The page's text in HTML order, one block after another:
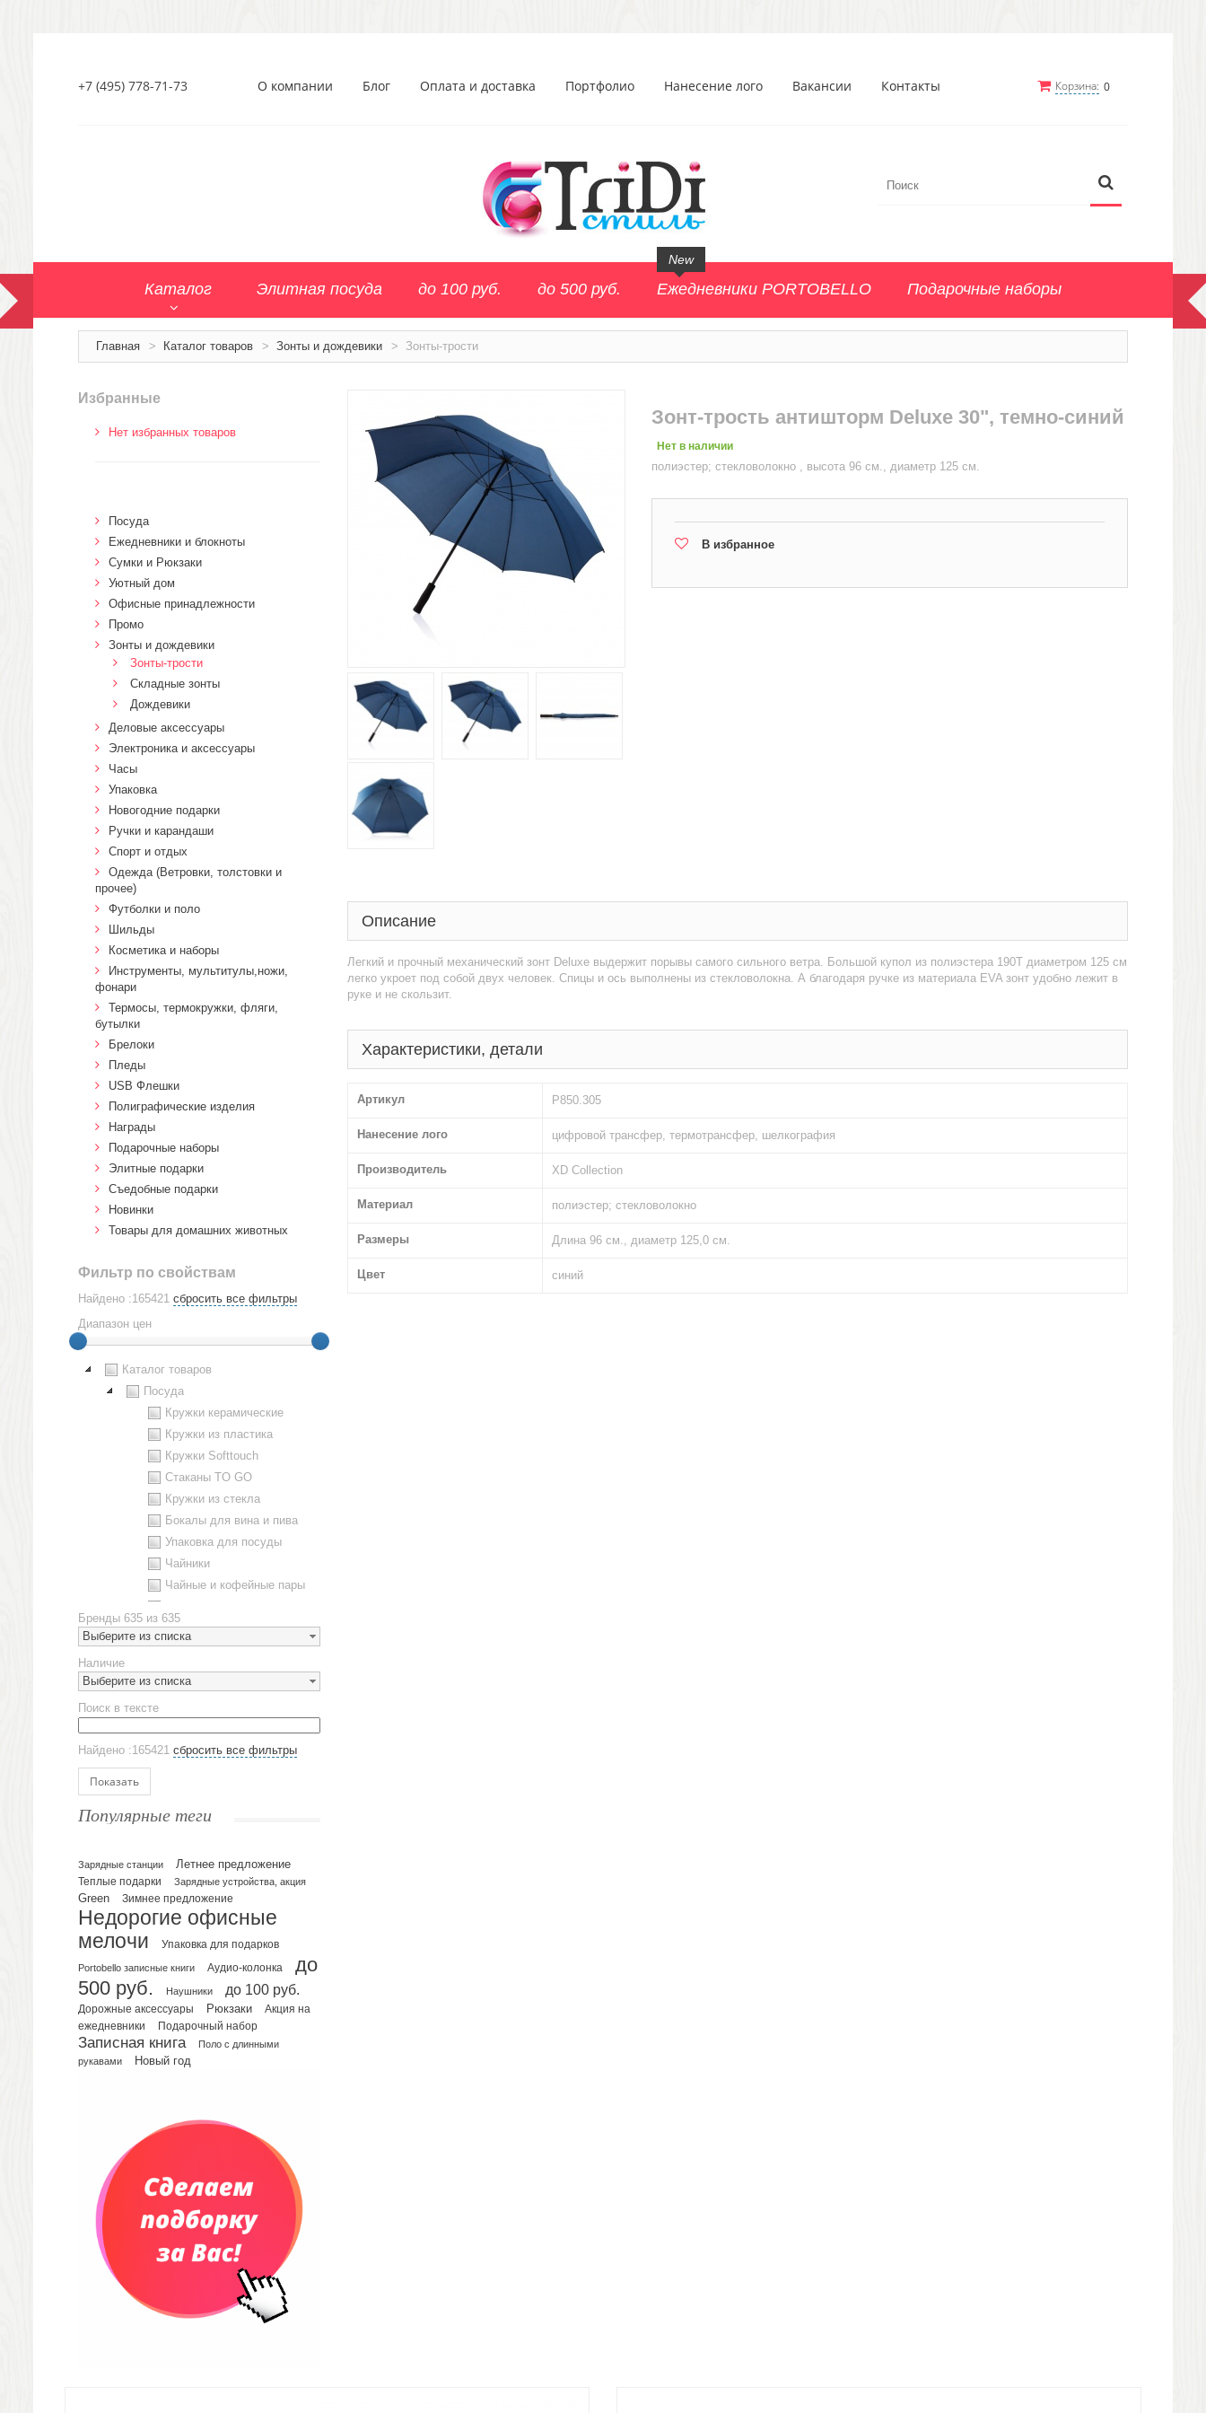
Корзина: 0
+7 (495) 778-71-73 О компании Блог Оплата и доставка Портфолио Нанесение лого Вакансии Контакты
Каталог Элитная посуда до 100 руб. до 500 руб. Ежедневники PORTOBELLO
New
Подарочные наборы
Главная > Каталог товаров > Зонты и дождевики > Зонты-трости
Зонт-трость антишторм Deluxe 30", темно-синий
Нет в наличии
полиэстер; стекловолокно , высота 96 см., диаметр 125 см.
В избранное
Описание
Легкий и прочный механический зонт Deluxe выдержит порывы самого сильного ветра. Большой купол из полиэстера 190T диаметром 125 см
легко укроет под собой двух человек. Спицы и ось выполнены из стекловолокна. А благодаря ручке из материала EVA зонт удобно лежит в
руке и не скользит.
Характеристики, детали
Артикул P850.305
Нанесение лого цифровой трансфер, термотрансфер, шелкография
Производитель XD Collection
Материал полиэстер; стекловолокно
Размеры Длина 96 см., диаметр 125,0 см.
Цвет синий
Избранные
Нет избранных товаров
Посуда
Ежедневники и блокноты
Сумки и Рюкзаки
Уютный дом
Офисные принадлежности
Промо
Зонты и дождевики
Зонты-трости
Складные зонты
Дождевики
Деловые аксессуары
Электроника и аксессуары
Часы
Упаковка
Новогодние подарки
Ручки и карандаши
Спорт и отдых
Одежда (Ветровки, толстовки и
прочее)
Футболки и поло
Шильды
Косметика и наборы
Инструменты, мультитулы,ножи,
фонари
Термосы, термокружки, фляги,
бутылки
Брелоки
Пледы
USB Флешки
Полиграфические изделия
Награды
Подарочные наборы
Элитные подарки
Cъедобные подарки
Новинки
Товары для домашних животных
Фильтр по свойствам
Найдено :165421 сбросить все фильтры
Диапазон цен
Каталог товаров
Посуда
Кружки керамические
Кружки из пластика
Кружки Softtouch
Стаканы TO GO
Кружки из стекла
Бокалы для вина и пива
Упаковка для посуды
Чайники
Чайные и кофейные пары
Наборы посуды
Предметы сервировки
Стаканы
Эко кружки
ЕВРОПОСУДА
Аксессуары
Ежедневники и блокноты
Датированные ежедневники
Планинги и телефонные книжки
Планинги датированные
Планинги недатированные
Телефонные книжки
Еженедельники
Органайзер на ежедневник
Сумки и Рюкзаки
Сумки для планшетов и ноутбуков
Рюкзаки
Конференц-сумки
Несессеры и косметички
Сумки спортивные
Портфели
Чехлы для планшетов и ноутбуков
Сумка на пояс или шею
Аксессуары
Женские сумки
Текстиль для ванной комнаты
Бренды 635 из 635
Выберите из списка
Наличие
Выберите из списка
Поиск в тексте
Найдено :165421 сбросить все фильтры
Показать
Популярные теги
Зарядные станции Летнее предложение
Теплые подарки Зарядные устройства, акция
Green Зимнее предложение
Недорогие офисные
мелочи
Упаковка для подарков
Portobello записные книги Аудио-колонка
до
500 руб.
Наушники до 100 руб.
Дорожные аксессуары Рюкзаки
Акция на
ежедневники
Подарочный набор
Записная книга
Поло с длинными
рукавами
Новый год